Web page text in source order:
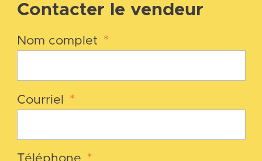
Contacter le vendeur
Nom complet *
Courriel *
Téléphone *